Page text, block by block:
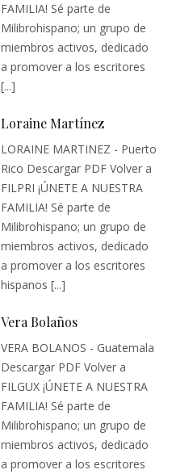
FAMILIA! Sé parte de
Milibrohispano; un grupo de
miembros activos, dedicado
a promover a los escritores
[...]
Loraine Martínez
LORAINE MARTINEZ - Puerto
Rico Descargar PDF Volver a
FILPRI ¡ÚNETE A NUESTRA
FAMILIA! Sé parte de
Milibrohispano; un grupo de
miembros activos, dedicado
a promover a los escritores
hispanos [...]
Vera Bolaños
VERA BOLANOS - Guatemala
Descargar PDF Volver a
FILGUX ¡ÚNETE A NUESTRA
FAMILIA! Sé parte de
Milibrohispano; un grupo de
miembros activos, dedicado
a promover a los escritores